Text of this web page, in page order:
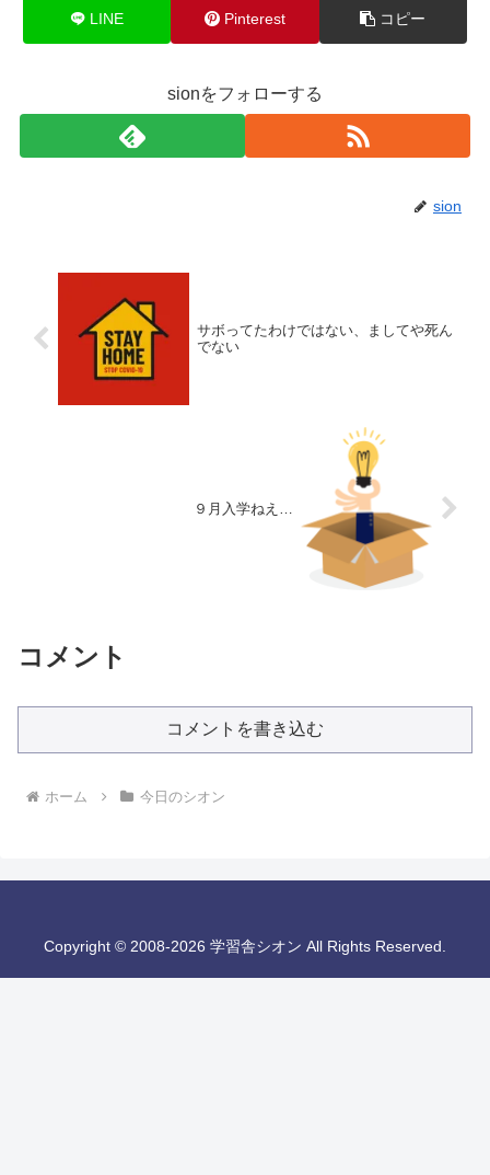
LINE Pinterest コピー
sionをフォローする
sion
サボってたわけではない、ましてや死ん
でない
９月入学ねえ…
コメント
コメントを書き込む
ホーム 今日のシオン
Copyright © 2008-2026 学習舎シオン All Rights Reserved.